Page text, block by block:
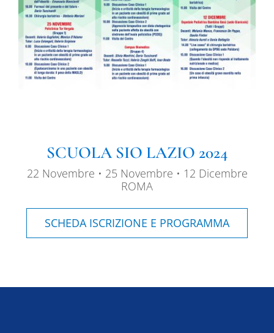
SCUOLA SIO LAZIO 2024
22 Novembre • 25 Novembre • 12 Dicembre
ROMA
SCHEDA ISCRIZIONE E PROGRAMMA